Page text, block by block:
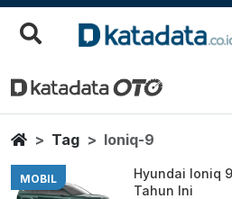
Ioniq 9
Berita Terbaru
HomeTag Ioniq-9
MOBIL
Hyundai Ioniq
Tahun Ini